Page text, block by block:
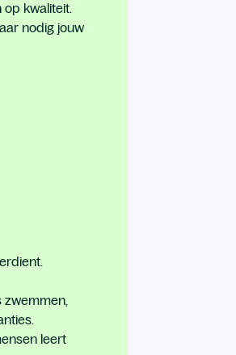
kwaliteit.
nodig jouw
zwemmen,
leert